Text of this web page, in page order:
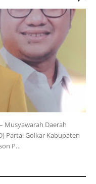
– Musyawarah Daerah
Partai Golkar Kabupaten
P…